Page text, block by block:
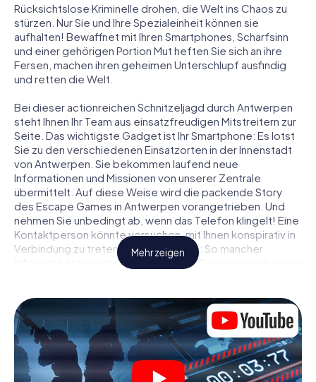
Rücksichtslose Kriminelle drohen, die Welt ins Chaos zu
stürzen. Nur Sie und Ihre Spezialeinheit können sie
aufhalten! Bewaffnet mit Ihren Smartphones, Scharfsinn
und einer gehörigen Portion Mut heften Sie sich an ihre
Fersen, machen ihren geheimen Unterschlupf ausfindig
und retten die Welt.
Bei dieser actionreichen Schnitzeljagd durch Antwerpen
steht Ihnen Ihr Team aus einsatzfreudigen Mitstreitern zur
Seite. Das wichtigste Gadget ist Ihr Smartphone: Es lotst
Sie zu den verschiedenen Einsatzorten in der Innenstadt
von Antwerpen. Sie bekommen laufend neue
Informationen und Missionen von unserer Zentrale
übermittelt. Auf diese Weise wird die packende Story
des Escape Games in Antwerpen vorangetrieben. Und
nehmen Sie unbedingt ab, wenn das Telefon klingelt! Eine
Kontaktperson könnte versuchen, mit Ihnen konspirativ in
Verbindung zu treten … Doch Vorsicht: So mancher
Informant entpuppt sich als dubioser Doppelagent und so
und vor allem: Vertrauen Sie niemandem!
Anders als in einem klassischen Escape Room in
Antwerpen sind Sie also nicht in ein Zimmer eingesperrt,
aus dem Sie sich in einem vorgegebenen Zeitfenster
befreien müssen. Diese Smartphone Schnitzeljagd erklärt
Mehr zeigen